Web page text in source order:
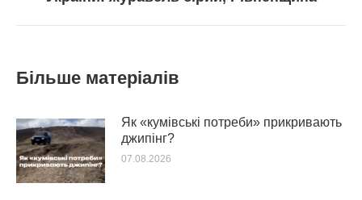
Більше матеріалів
Як «кумівські потреби» прикривають
джипінг?
07.08.2026